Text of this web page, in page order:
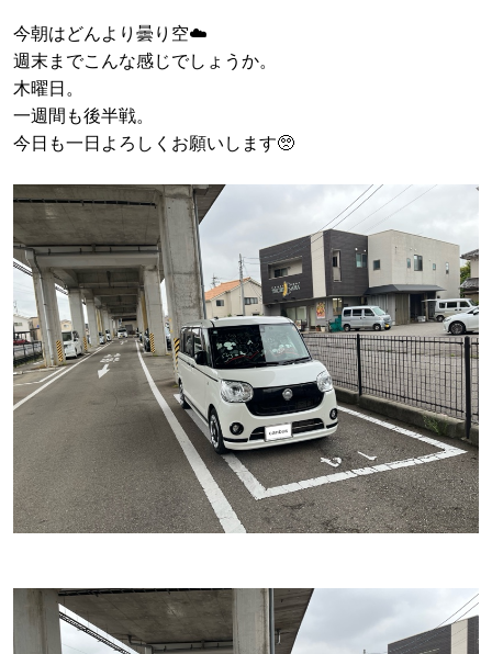
今朝はどんより曇り空☁️
週末までこんな感じでしょうか。
木曜日。
一週間も後半戦。
今日も一日よろしくお願いします🥺